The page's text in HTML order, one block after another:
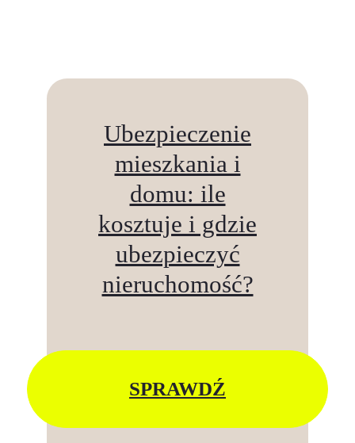
Ubezpieczenie
mieszkania i
domu: ile
kosztuje i gdzie
ubezpieczyć
nieruchomość?
SPRAWDŹ